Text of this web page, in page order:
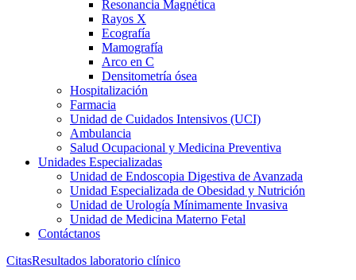
Resonancia Magnética
Rayos X
Ecografía
Mamografía
Arco en C
Densitometría ósea
Hospitalización
Farmacia
Unidad de Cuidados Intensivos (UCI)
Ambulancia
Salud Ocupacional y Medicina Preventiva
Unidades Especializadas
Unidad de Endoscopia Digestiva de Avanzada
Unidad Especializada de Obesidad y Nutrición
Unidad de Urología Mínimamente Invasiva
Unidad de Medicina Materno Fetal
Contáctanos
CitasResultados laboratorio clínico